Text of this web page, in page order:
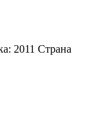
2011 Страна